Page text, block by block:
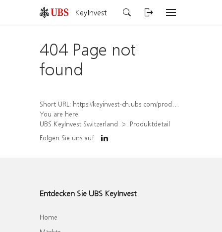
KeyInvest
404 Page not
found
Short URL: https://keyinvest-ch.ubs.com/produkt/detail/index/isin/CH1570352208
You are here:
UBS KeyInvest Switzerland
Produktdetail
Folgen Sie uns auf
Entdecken Sie UBS KeyInvest
Home